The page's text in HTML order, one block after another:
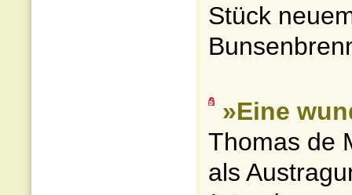
Stück
»Eine
Thomas de
als